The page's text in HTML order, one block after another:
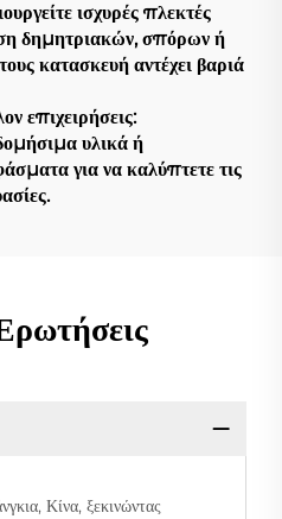
ισχυρές πλεκτές
δημητριακών, σπόρων ή
κατασκευή αντέχει βαριά
επιχειρήσεις:
υλικά ή
για να καλύπτετε τις
Κίνα, ξεκινώντας